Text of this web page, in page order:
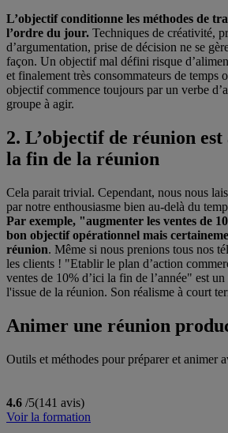
L’objectif conditionne les méthodes de
l’ordre du jour. Techniques de créativité,
d’argumentation, prise de décision ne se
façon. Un objectif mal défini risque
et finalement très consommateurs de temps
objectif commence toujours par un verbe
groupe à agir.
2. L’objectif de réunion
la fin de la réunion
Cela parait trivial. Cependant, nous nous
par notre enthousiasme bien au-delà du
Par exemple, "augmenter les ventes de
bon objectif opérationnel mais
réunion. Même si nous prenions tous nos
les clients ! "Etablir le plan d’action
ventes de 10% d’ici la fin de l’année" est
l'issue de la réunion. Son réalisme à court
Animer une réunion
Outils et méthodes pour préparer et animer
4.6 /5(141 avis)
Voir la formation